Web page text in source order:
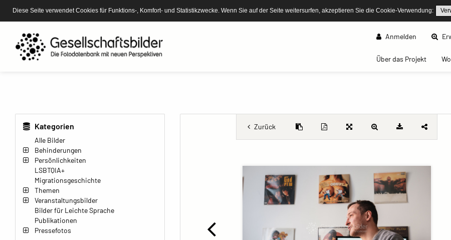
Diese Seite verwendet Cookies für Funktions-, Komfort- und Statistikzwecke. Wenn Sie auf der Seite weitersurfen, akzeptieren Sie die Cookie-Verwendung:
Anmelden
Über das Projekt
Kategorien
Alle Bilder
Behinderungen
Persönlichkeiten
LSBTQIA+
Migrationsgeschichte
Themen
Veranstaltungsbilder
Bilder für Leichte Sprache
Publikationen
Pressefotos
Zurück